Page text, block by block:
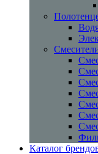
Каталог